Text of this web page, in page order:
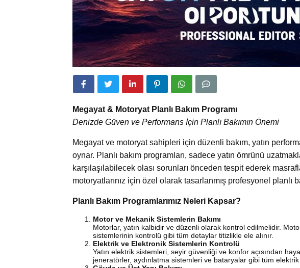
Megayat & Motoryat Planlı Bakım Programı
Denizde Güven ve Performans İçin Planlı Bakımın Önemi
Megayat ve motoryat sahipleri için düzenli bakım, yatın
oynar. Planlı bakım programları, sadece yatın ömrünü
karşılaşılabilecek olası sorunları önceden tespit ederek
motoryatlarınız için özel olarak tasarlanmış profesyonel planlı
Planlı Bakım Programlarımız Neleri Kapsar?
Motor ve Mekanik Sistemlerin Bakımı
Motorlar, yatın kalbidir ve düzenli olarak kontrol edilmelidir.
sistemlerinin kontrolü gibi tüm detaylar titizlikle ele alınır.
Elektrik ve Elektronik Sistemlerin Kontrolü
Yatın elektrik sistemleri, seyir güvenliği ve konfor açısından
jeneratörler, aydınlatma sistemleri ve bataryalar gibi tüm